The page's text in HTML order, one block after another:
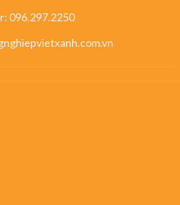
096.297.2250